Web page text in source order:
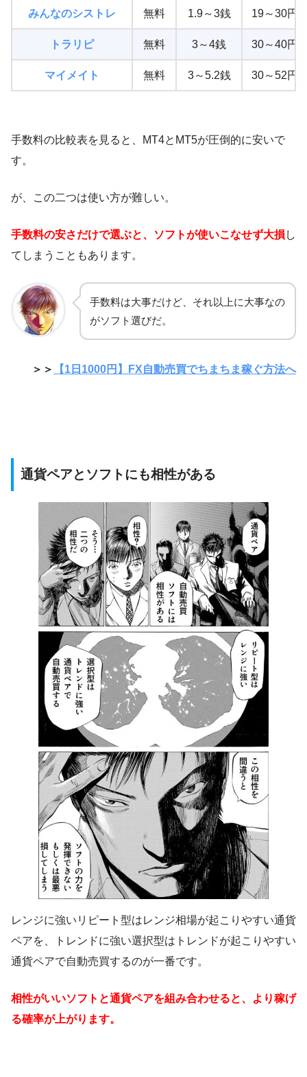
みんなのシストレ 無料 1.9～3銭 19～30円
トラリピ 無料 3～4銭 30～40円
マイメイト 無料 3～5.2銭 30～52円
手数料の比較表を見ると、MT4とMT5が圧倒的に安いで
す。
が、この二つは使い方が難しい。
手数料の安さだけで選ぶと、ソフトが使いこなせず大損 し
てしまうこともあります。
手数料は大事だけど、それ以上に大事なの
がソフト選びだ。
＞＞ 【1日1000円】FX自動売買でちまちま稼ぐ方法へ
通貨ペアとソフトにも相性がある
レンジに強いリピート型はレンジ相場が起こりやすい通貨
ペアを、トレンドに強い選択型はトレンドが起こりやすい
通貨ペアで自動売買するのが一番です。
相性がいいソフトと通貨ペアを組み合わせると、より稼げ
る確率が上がります。